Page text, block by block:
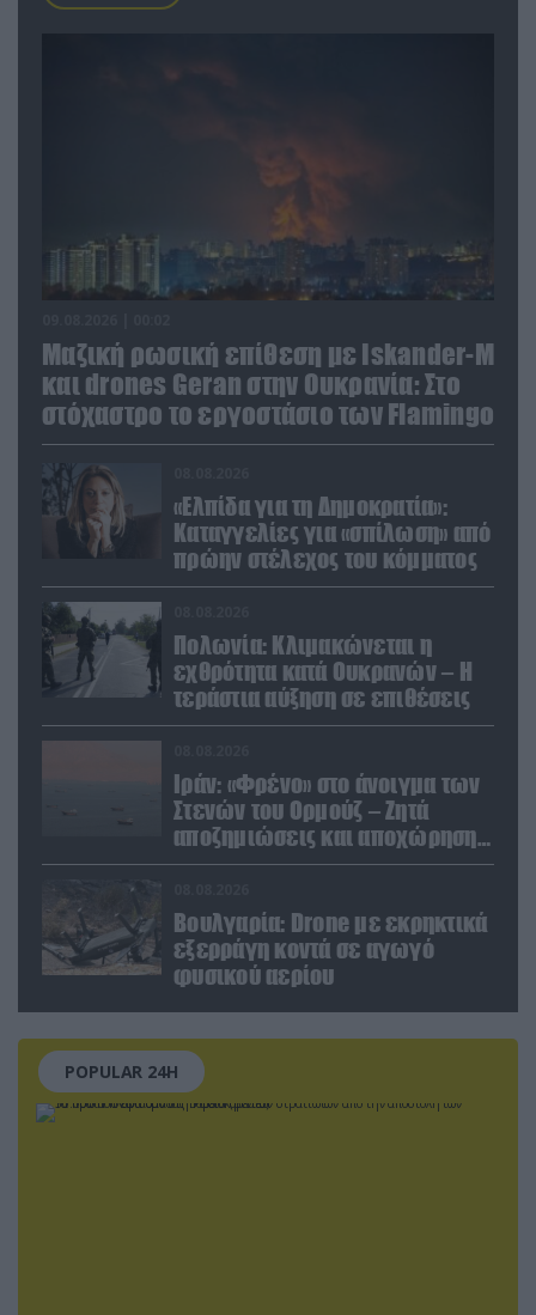
Μαζική ρωσική επίθεση με Iskander-M
και drones Geran στην Ουκρανία: Στο
στόχαστρο το εργοστάσιο των Flamingo
«Ελπίδα για τη Δημοκρατία»:
Καταγγελίες για «σπίλωση» από
πρώην στέλεχος του κόμματος
Πολωνία: Κλιμακώνεται η
εχθρότητα κατά Ουκρανών – Η
τεράστια αύξηση σε επιθέσεις
Ιράν: «Φρένο» στο άνοιγμα των
Στενών του Ορμούζ – Ζητά
αποζημιώσεις και αποχώρηση
των ΗΠΑ
Βουλγαρία: Drone με εκρηκτικά
εξερράγη κοντά σε αγωγό
φυσικού αερίου
POPULAR 24H